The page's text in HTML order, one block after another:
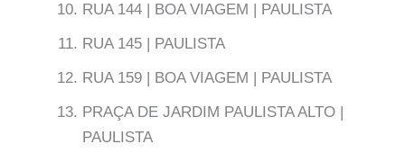
RUA 144 | BOA VIAGEM | PAULISTA
RUA 145 | PAULISTA
RUA 159 | BOA VIAGEM | PAULISTA
PRAÇA DE JARDIM PAULISTA ALTO |
PAULISTA